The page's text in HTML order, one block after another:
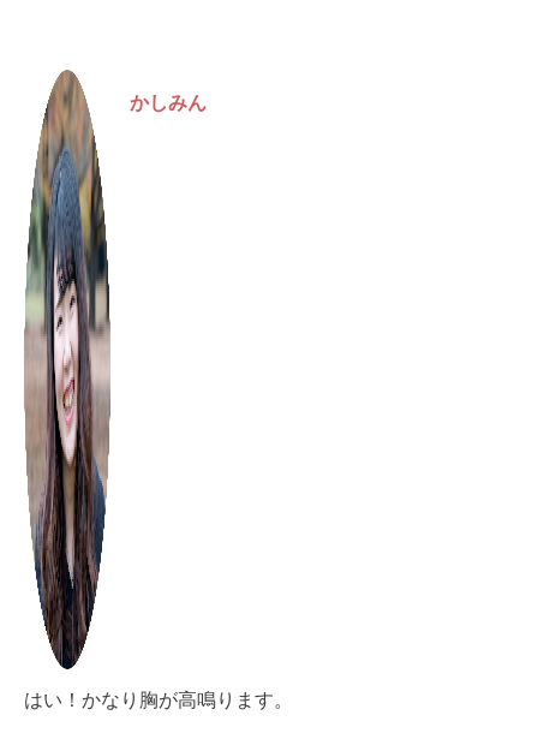
かしみん
はい！かなり胸が高鳴ります。